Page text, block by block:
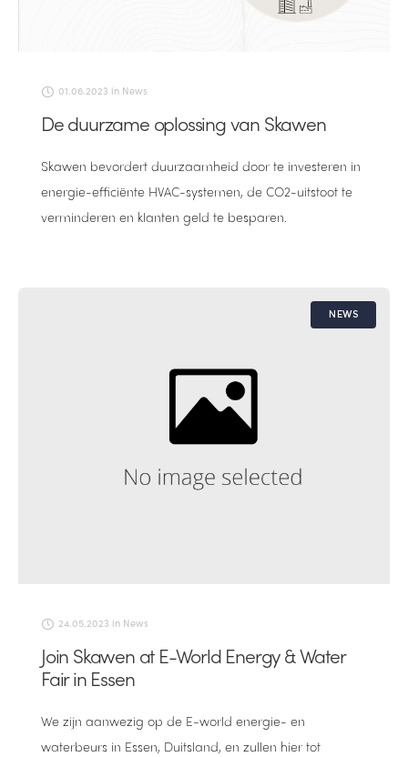
01.06.2023 in News
De duurzame oplossing van Skawen
Skawen bevordert duurzaamheid door te investeren in
energie-efficiënte HVAC-systemen, de CO2-uitstoot te
verminderen en klanten geld te besparen.
NEWS
24.05.2023 in News
Join Skawen at E-World Energy & Water
Fair in Essen
We zijn aanwezig op de E-world energie- en
waterbeurs in Essen, Duitsland, en zullen hier tot